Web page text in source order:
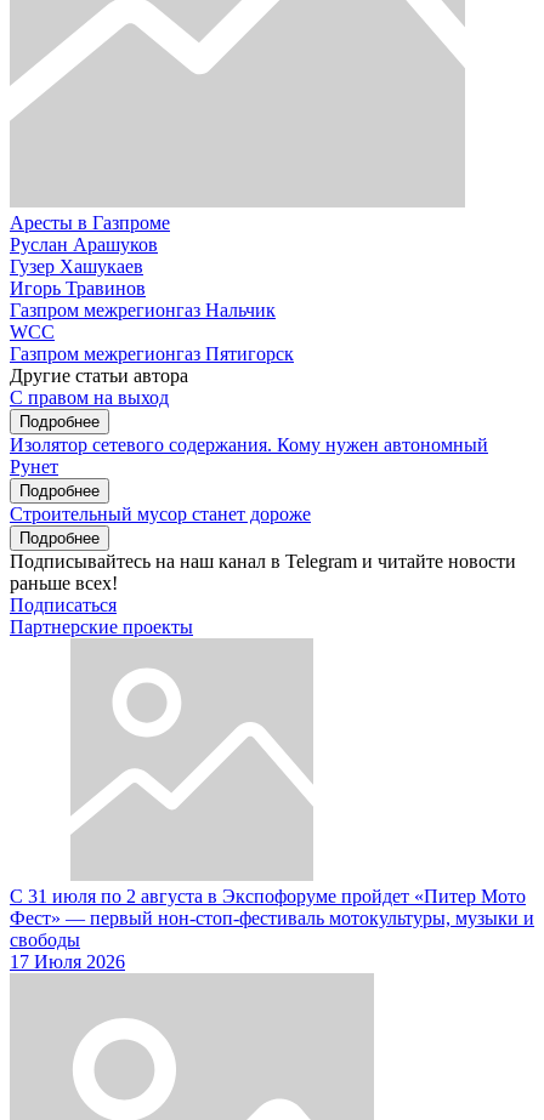
Аресты в Газпроме
Руслан Арашуков
Гузер Хашукаев
Игорь Травинов
Газпром межрегионгаз Нальчик
WCC
Газпром межрегионгаз Пятигорск
Другие статьи автора
С правом на выход
Подробнее
Изолятор сетевого содержания. Кому нужен автономный
Рунет
Подробнее
Строительный мусор станет дороже
Подробнее
Подписывайтесь на наш канал в Telegram и читайте новости
раньше всех!
Подписаться
Партнерские проекты
С 31 июля по 2 августа в Экспофоруме пройдет «Питер Мото
Фест» — первый нон-стоп-фестиваль мотокультуры, музыки и
свободы
17 Июля 2026